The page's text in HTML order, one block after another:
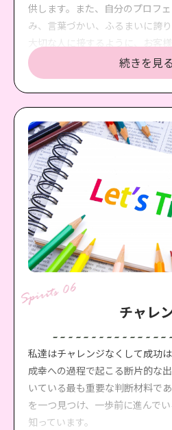
供します。また、自分のプロフ
み、言葉づかい、ふるまいに誇
大切な人に接するように、お客
し、感動を与えられる、究極の
達はお客様に心地よさ、満ち足
だくために、最善を尽くす心を
続きを見る
チャレ
私達はチャレンジなくして成功
成幸への過程で起こる断片的な
いている最も重要な判断材料で
を一つ見つけ、一歩前に進んで
知っています。